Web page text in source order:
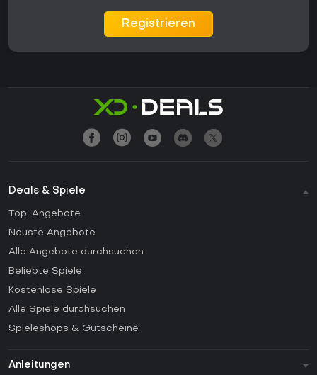
Registrieren
Deals & Spiele
Top-Angebote
Neuste Angebote
Alle Angebote durchsuchen
Beliebte Spiele
Kostenlose Spiele
Alle Spiele durchsuchen
Spieleshops & Gutscheine
Anleitungen